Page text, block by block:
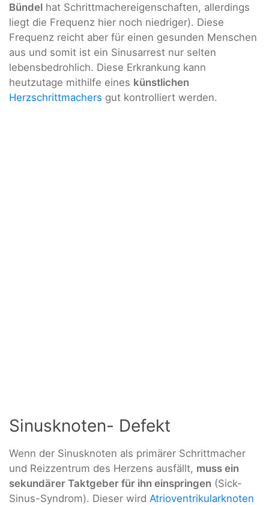
Bündel hat Schrittmachereigenschaften, allerdings
liegt die Frequenz hier noch niedriger). Diese
Frequenz reicht aber für einen gesunden Menschen
aus und somit ist ein Sinusarrest nur selten
lebensbedrohlich. Diese Erkrankung kann
heutzutage mithilfe eines künstlichen
Herzschrittmachers gut kontrolliert werden.
Sinusknoten- Defekt
Wenn der Sinusknoten als primärer Schrittmacher
und Reizzentrum des Herzens ausfällt, muss ein
sekundärer Taktgeber für ihn einspringen (Sick-
Sinus-Syndrom). Dieser wird Atrioventrikularknoten